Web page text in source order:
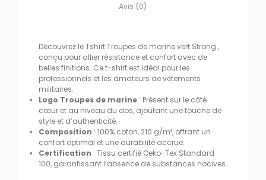
Avis (0)
Découvrez le Tshirt Troupes de marine vert Strong ,
conçu pour allier résistance et confort avec de
belles finitions. Ce t-shirt est idéal pour les
professionnels et les amateurs de vêtements
militaires.
Logo Troupes de marine : Présent sur le côté
cœur et au niveau du dos, ajoutant une touche de
style et d’authenticité.
Composition : 100% coton, 210 g/m², offrant un
confort optimal et une durabilité accrue.
Certification : Tissu certifié Oeko-Tex Standard
100, garantissant l’absence de substances nocives.